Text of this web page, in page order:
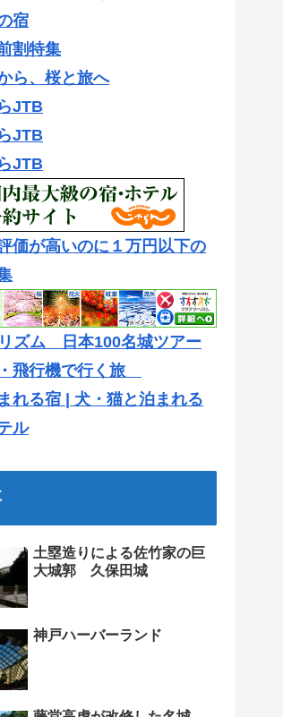
宿
割特集
ら、桜と旅へ
JTB
JTB
JTB
価が高いのに１万円以下の
ズム 日本100名城ツアー
飛行機で行く旅
れる宿 | 犬・猫と泊まれる
ル
土塁造りによる佐竹家の巨
大城郭 久保田城
神戸ハーバーランド